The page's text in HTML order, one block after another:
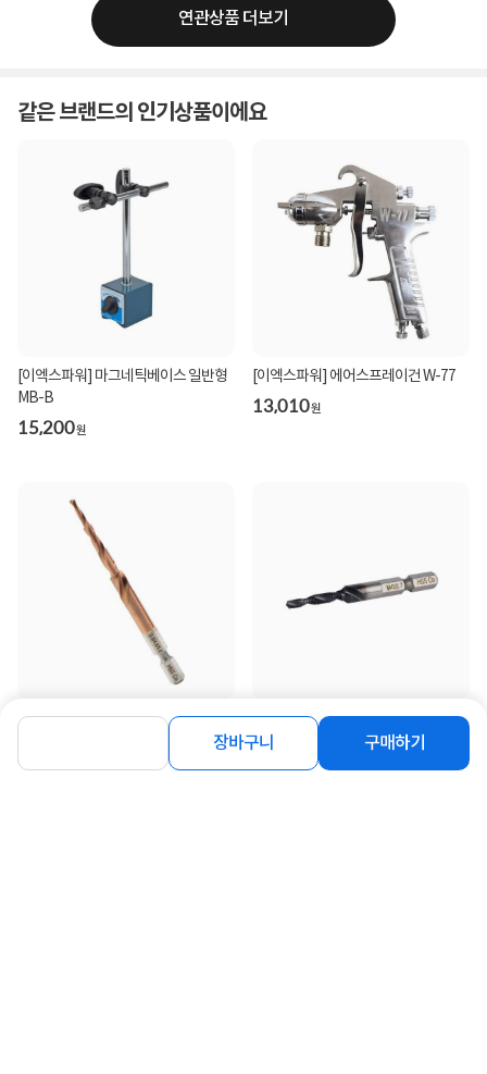
장바구니 구매하기
연관상품 더보기
같은 브랜드의 인기상품이에요
[이엑스파워] 마그네틱베이스 일반형
MB-B
15,200원
[이엑스파워] 에어스프레이건 W-77
13,010원
[이엑스파워] 롱스텝드릴 코발트 3 4
6,200원
[이엑스파워] 드릴탭 M4.0mmSUS
EDT-04H
8,000원